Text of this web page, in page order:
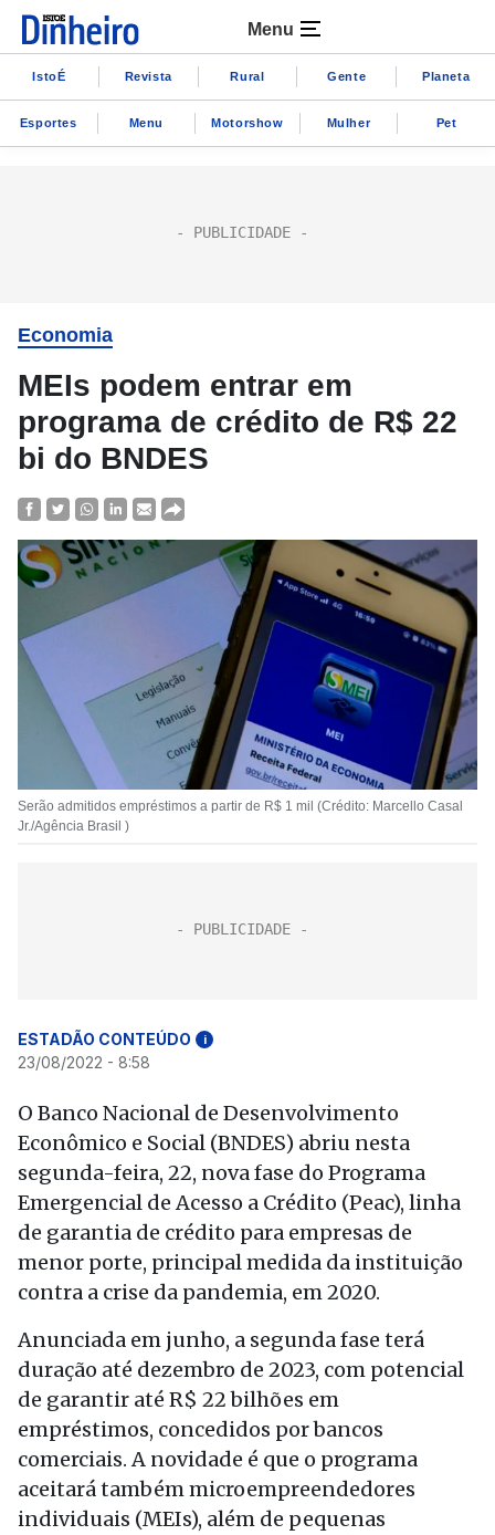
Menu
IstoÉ Revista Rural Gente Planeta
Esportes Menu Motorshow Mulher Pet
Economia
MEIs podem entrar em
programa de crédito de R$ 22
bi do BNDES
Serão admitidos empréstimos a partir de R$ 1 mil (Crédito: Marcello Casal
Jr./Agência Brasil )
ESTADÃO CONTEÚDO i
23/08/2022 - 8:58
O Banco Nacional de Desenvolvimento
Econômico e Social (BNDES) abriu nesta
segunda-feira, 22, nova fase do Programa
Emergencial de Acesso a Crédito (Peac), linha
de garantia de crédito para empresas de
menor porte, principal medida da instituição
contra a crise da pandemia, em 2020.
Anunciada em junho, a segunda fase terá
duração até dezembro de 2023, com potencial
de garantir até R$ 22 bilhões em
empréstimos, concedidos por bancos
comerciais. A novidade é que o programa
aceitará também microempreendedores
individuais (MEIs), além de pequenas